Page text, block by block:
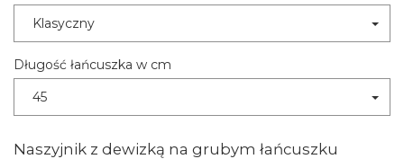
Klasyczny
Długość łańcuszka w cm
45
Naszyjnik z dewizką na grubym łańcuszku